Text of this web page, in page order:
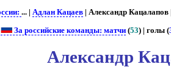
... |Адлан Кацаев | Александр
За российские команды: матчи (53) | голы (
Александр